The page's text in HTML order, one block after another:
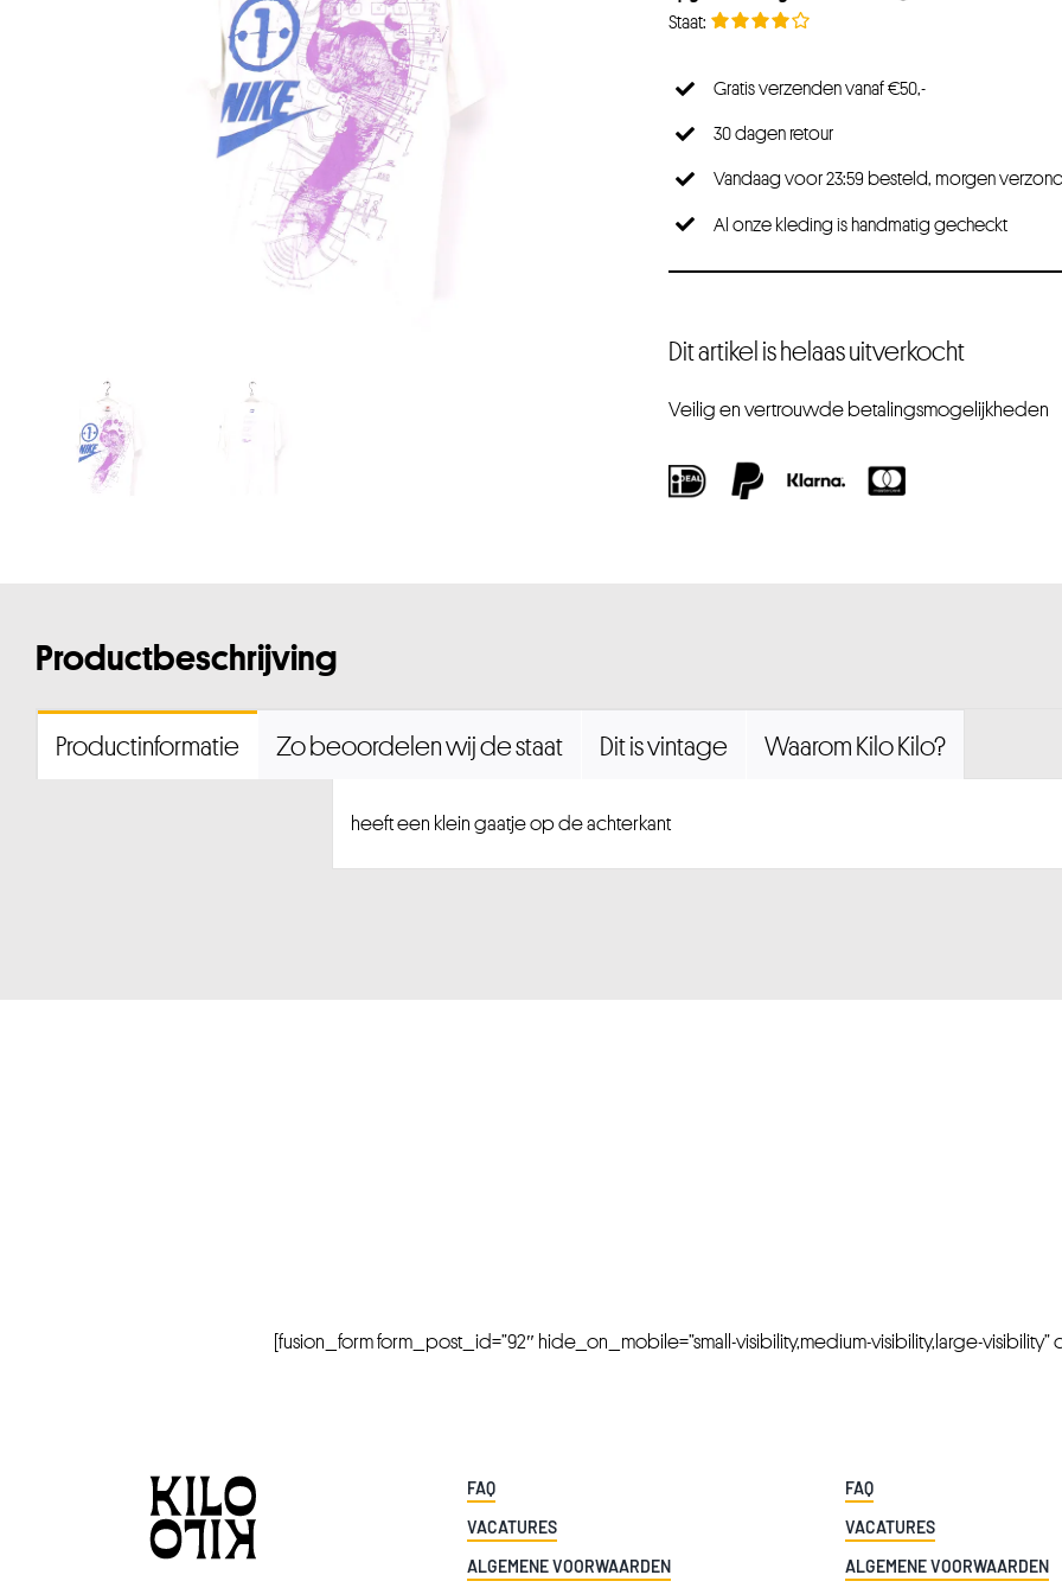
Gratis verzenden vanaf €50,-
30 dagen retour
Vandaag voor 23:59 besteld, morgen
Al onze kleding is handmatig gecheckt
Dit artikel is helaas uitverkocht
Veilig en vertrouwde betalingsmogelijkheden
Productbeschrijving
Productinformatie Zo beoordelen wij de staat Dit is vintage Waarom Kilo Kilo?
heeft een klein gaatje op de achterkant
[fusion_form form_post_id=”92″ hide_on_mobile=”small-visibility,medium-visibility,large-visibility”
FAQ
VACATURES
ALGEMENE VOORWAARDEN
FAQ
VACATURES
ALGEMENE VOORWAARDEN